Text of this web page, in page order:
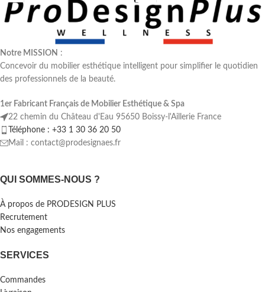
Notre MISSION :
Concevoir du mobilier esthétique intelligent pour simplifier le quotidien
des professionnels de la beauté.
1er Fabricant Français de Mobilier Esthétique & Spa
22 chemin du Château d'Eau 95650 Boissy-l'Aillerie France
Téléphone : +33 1 30 36 20 50
Mail : contact@prodesignaes.fr
QUI SOMMES-NOUS ?
À propos de PRODESIGN PLUS
Recrutement
Nos engagements
SERVICES
Commandes